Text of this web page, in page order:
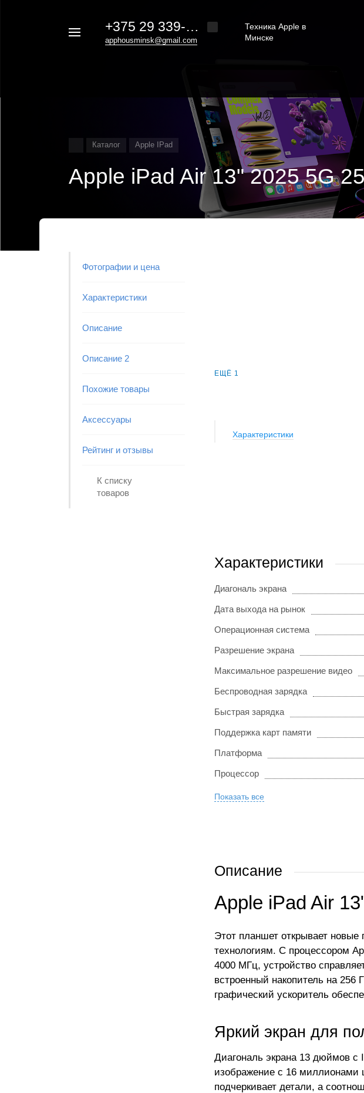
+375 29 339-20-30
apphousminsk@gmail.com
Техника Apple в
Минске
Каталог Apple IPad
Apple iPad Air 13" 2025 5G
Фотографии и цена
Характеристики
Описание
Описание 2
Похожие товары
Аксессуары
Рейтинг и отзывы
К списку
товаров
ЕЩЁ 1
Характеристики
Характеристики
Диагональ экрана
Дата выхода на рынок
Операционная система
Разрешение экрана
Максимальное разрешение видео
Беспроводная зарядка
Быстрая зарядка
Поддержка карт памяти
Платформа
Процессор
Показать все
Описание
Apple iPad Air
Этот планшет открывает новые
технологиям. С процессором
4000 МГц, устройство
встроенный накопитель на
графический ускоритель
Яркий экран для
Диагональ экрана 13 дюймов с
изображение с 16 миллионами
подчеркивает детали, а